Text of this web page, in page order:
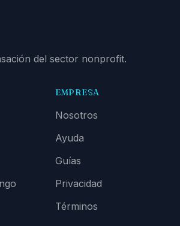
del sector nonprofit.
EMPRESA
Nosotros
Ayuda
Guías
Privacidad
Términos